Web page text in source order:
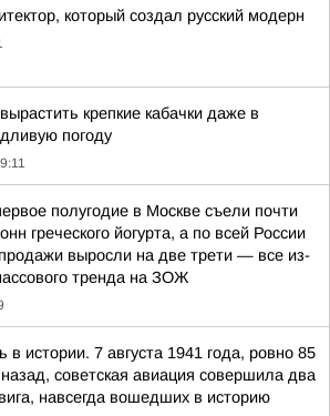
который создал русский модерн
крепкие кабачки даже в
погоду
полугодие в Москве съели почти
греческого йогурта, а по всей России
выросли на две трети — все из-
тренда на ЗОЖ
в истории. 7 августа 1941 года, ровно 85
советская авиация совершила два
навсегда вошедших в историю